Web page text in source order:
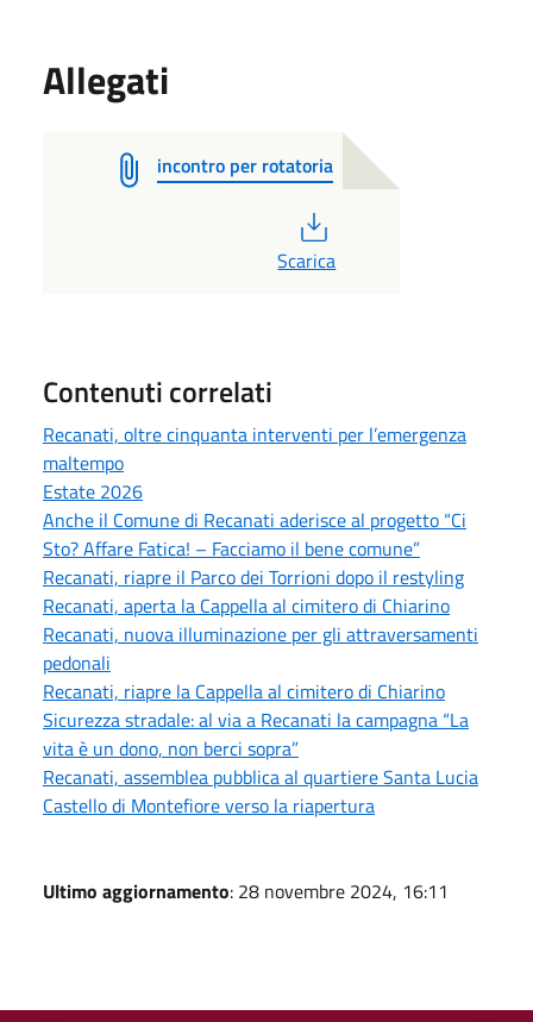
Allegati
incontro per rotatoria
Scarica
Contenuti correlati
Recanati, oltre cinquanta interventi per l’emergenza
maltempo
Estate 2026
Anche il Comune di Recanati aderisce al progetto “Ci
Sto? Affare Fatica! – Facciamo il bene comune”
Recanati, riapre il Parco dei Torrioni dopo il restyling
Recanati, aperta la Cappella al cimitero di Chiarino
Recanati, nuova illuminazione per gli attraversamenti
pedonali
Recanati, riapre la Cappella al cimitero di Chiarino
Sicurezza stradale: al via a Recanati la campagna “La
vita è un dono, non berci sopra”
Recanati, assemblea pubblica al quartiere Santa Lucia
Castello di Montefiore verso la riapertura
Ultimo aggiornamento: 28 novembre 2024, 16:11